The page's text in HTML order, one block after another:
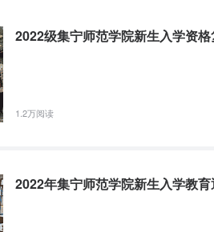
于2016
育教学中心
所需的服装和足球鞋等。
2022级集宁师范学院新生入学资
1.2万阅读
2022年集宁师范学院新生入学教